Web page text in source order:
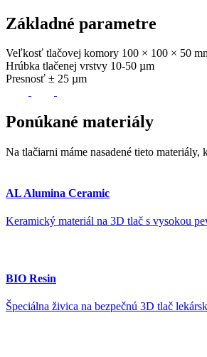
Základné parametre
Veľkosť tlačovej komory 100 × 100 × 50
Hrúbka tlačenej vrstvy 10-50 µm
Presnosť ± 25 µm
Ponúkané materiály
Na tlačiarni máme nasadené tieto
AL Alumina Ceramic
Keramický materiál na 3D tlač s vysokou
BIO Resin
Špeciálna živica na bezpečnú 3D tlač